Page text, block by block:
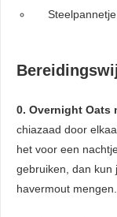
Steelpannetje
0. Overnight Oats
chiazaad door
het voor een
gebruiken, dan kun
havermout mengen.